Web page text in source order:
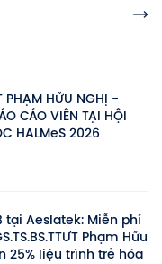
PHẠM HỮU NGHỊ -
CÁO VIÊN TẠI HỘI
HALMeS 2026
tại Aeslatek: Miễn phí
Phạm Hữu
25% liệu trình trẻ hóa